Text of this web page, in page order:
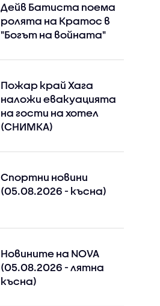
Дейв Батиста поема
ролята на Кратос в
"Богът на войната"
Пожар край Хага
наложи евакуацията
на гости на хотел
(СНИМКА)
Спортни новини
(05.08.2026 - късна)
Новините на NOVA
(05.08.2026 - лятна
късна)